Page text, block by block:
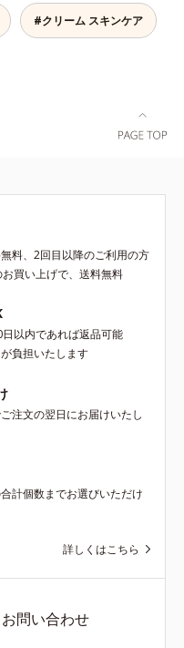
#クリーム スキンケア
料、2回目以降のご利用の方
買い上げで、送料無料
以内であれば返品可能
負担いたします
注文の翌日にお届けいたし
計個数までお選びいただけ
詳しくはこちら
問い合わせ